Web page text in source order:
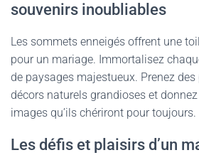
souvenirs inoubliables
Les sommets enneigés offrent une
pour un mariage. Immortalisez
de paysages majestueux. Prenez
décors naturels grandioses et
images qu’ils chériront pour toujours.
Les défis et plaisirs d’un